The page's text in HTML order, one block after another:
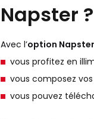
Napster ?
Avec l’option Napster
vous profitez en
vous composez
vous pouvez